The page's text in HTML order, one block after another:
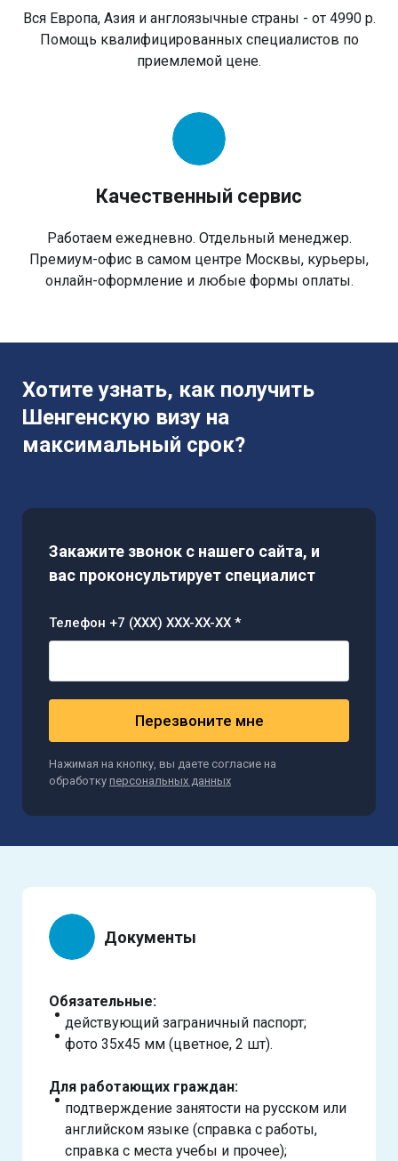
Вся Европа, Азия и англоязычные страны - от 4990 р.
Помощь квалифицированных специалистов по
приемлемой цене.
Качественный сервис
Работаем ежедневно. Отдельный менеджер.
Премиум-офис в самом центре Москвы, курьеры,
онлайн-оформление и любые формы оплаты.
Хотите узнать, как получить
Шенгенскую визу на
максимальный срок?
Закажите звонок с нашего сайта, и
вас проконсультирует специалист
Телефон +7 (XXX) XXX-XX-XX *
Перезвоните мне
Нажимая на кнопку, вы даете согласие на
обработку персональных данных
Документы
Обязательные:
действующий заграничный паспорт;
фото 35х45 мм (цветное, 2 шт).
Для работающих граждан:
подтверждение занятости на русском или
английском языке (справка с работы,
справка с места учебы и прочее);